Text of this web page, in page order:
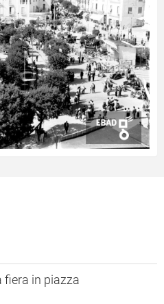
fiera in piazza